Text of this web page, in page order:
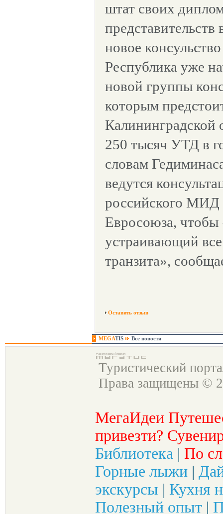
штат своих
новое
Республика уже
новой группы
которым
Калининградской
250 тысяч УТД в
словам
ведутся
российского МИД
Евросоюза, чтобы
устраивающий
транзита»,
Оставить отзыв
MEGATIS Все новости
Туристический
Права защищены ©
МегаИдеи
привезти?
Библиотека | По
Горные лыжи |
экскурсы | Кухня
Полезный опыт |